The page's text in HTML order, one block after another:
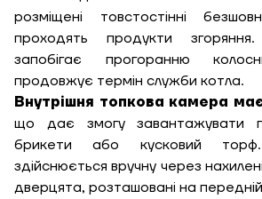
розміщені товстостінні
проходять продукти
запобігає прогоранню
продовжує термін служби котла.
Внутрішня топкова камера
що дає змогу завантажувати
брикети або кусковий
здійснюється вручну через
дверцята, розташовані на